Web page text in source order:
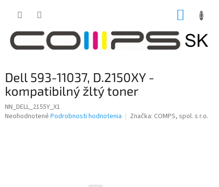
Dell 593-11037, D.2150XY -
kompatibilný žltý toner
NN_DELL_2155Y_X1
Priemerné
Neohodnotené Podrobnosti hodnotenia Značka: COMPS, spol. s r.o.